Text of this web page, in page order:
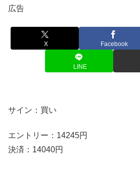
広告
X Facebook
LINE
サイン：買い
エントリー：14245円
決済：14040円